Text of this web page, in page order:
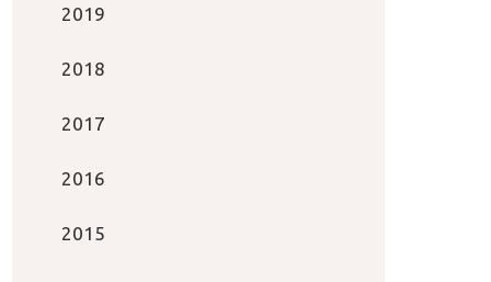
2019
2018
2017
2016
2015